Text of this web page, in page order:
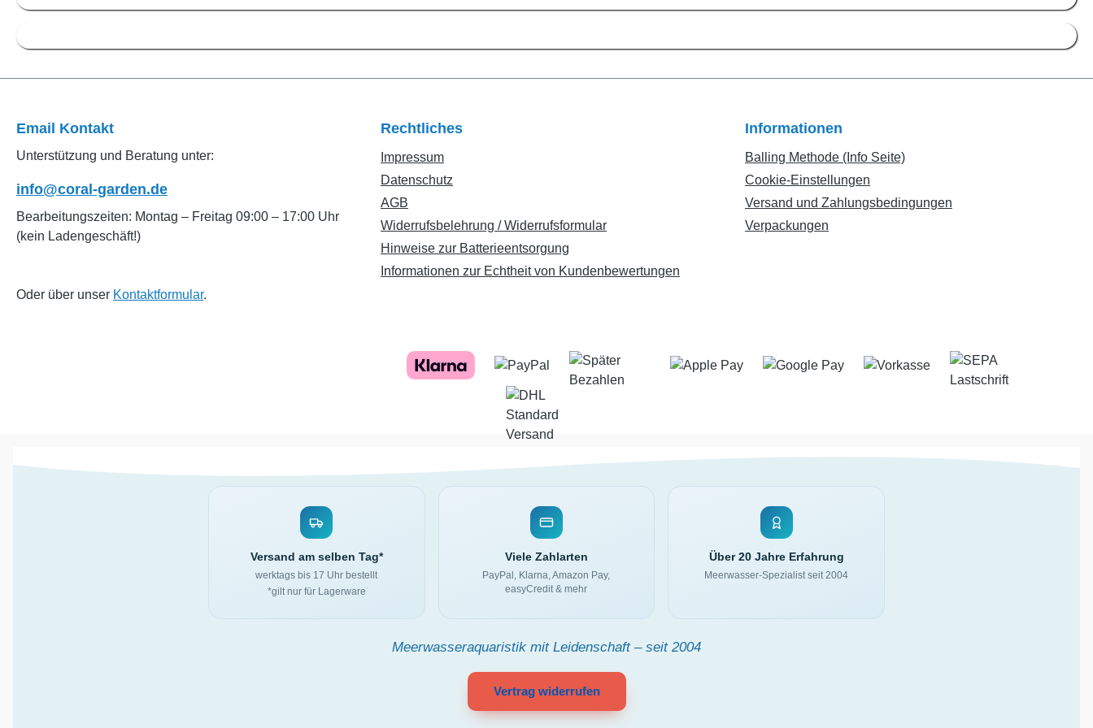
Email Kontakt
Unterstützung und Beratung unter:
info@coral-garden.de
Bearbeitungszeiten: Montag – Freitag 09:00 – 17:00 Uhr
(kein Ladengeschäft!)
Oder über unser Kontaktformular.
Rechtliches
Impressum
Datenschutz
AGB
Widerrufsbelehrung / Widerrufsformular
Hinweise zur Batterieentsorgung
Informationen zur Echtheit von Kundenbewertungen
Informationen
Balling Methode (Info Seite)
Cookie-Einstellungen
Versand und Zahlungsbedingungen
Verpackungen
Versand am selben Tag*
werktags bis 17 Uhr bestellt
*gilt nur für Lagerware
Viele Zahlarten
PayPal, Klarna, Amazon Pay,
easyCredit & mehr
Über 20 Jahre Erfahrung
Meerwasser-Spezialist seit 2004
Meerwasseraquaristik mit Leidenschaft – seit 2004
Vertrag widerrufen